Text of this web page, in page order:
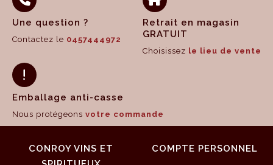
Une question ?
Contactez le 0457444972
Retrait en magasin
GRATUIT
Choisissez le lieu de vente
Emballage anti-casse
Nous protégeons votre commande
CONROY VINS ET
COMPTE PERSONNEL